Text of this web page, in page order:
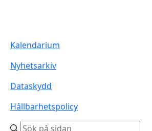
Kalendarium
Nyhetsarkiv
Dataskydd
Hållbarhetspolicy